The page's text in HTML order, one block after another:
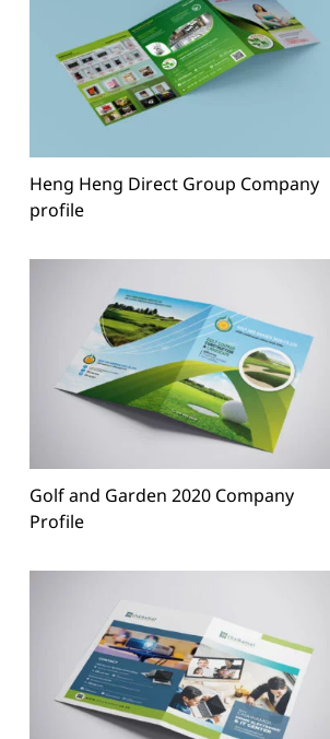
Heng Heng Direct Group Company
profile
Golf and Garden 2020 Company
Profile